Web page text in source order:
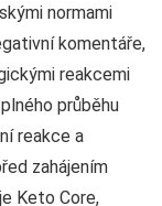
normami
komentáře,
reakcemi
průběhu
reakce a
zahájením
Keto Core,